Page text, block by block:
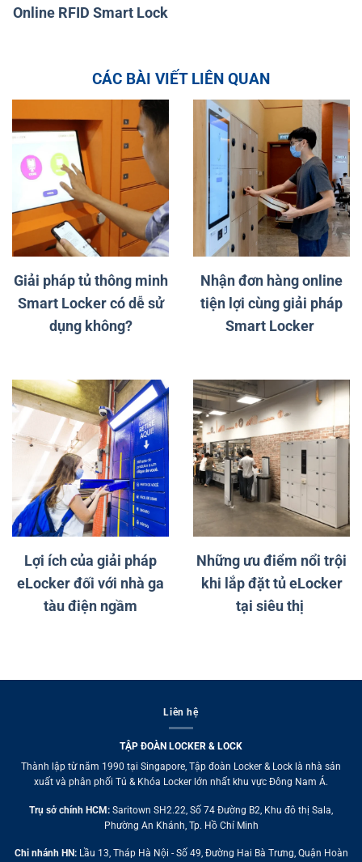
Online RFID Smart Lock
CÁC BÀI VIẾT LIÊN QUAN
Giải pháp tủ thông minh
Smart Locker có dễ sử
dụng không?
Nhận đơn hàng online
tiện lợi cùng giải pháp
Smart Locker
Lợi ích của giải pháp
eLocker đối với nhà ga
tàu điện ngầm
Những ưu điểm nổi trội
khi lắp đặt tủ eLocker
tại siêu thị
Liên hệ
TẬP ĐOÀN LOCKER & LOCK
Thành lập từ năm 1990 tại Singapore, Tập đoàn Locker & Lock là nhà sản
xuất và phân phối Tủ & Khóa Locker lớn nhất khu vực Đông Nam Á.
Trụ sở chính HCM: Saritown SH2.22, Số 74 Đường B2, Khu đô thị Sala,
Phường An Khánh, Tp. Hồ Chí Minh
Chi nhánh HN:Lầu 13, Tháp Hà Nội - Số 49, Đường Hai Bà Trưng, Quận Hoàn